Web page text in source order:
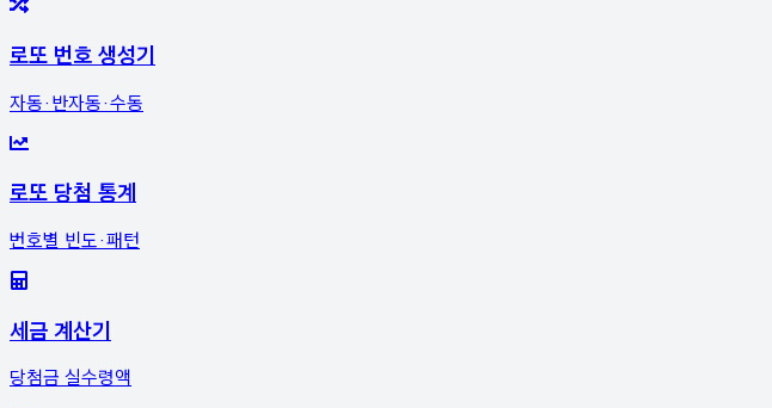
로또 번호 생성기
자동·반자동·수동
로또 당첨 통계
번호별 빈도·패턴
세금 계산기
당첨금 실수령액